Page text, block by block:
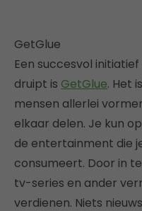
GetGlue
Een succesvol
druipt is GetGlue. Het
mensen allerlei
elkaar delen. Je kun
de entertainment die
consumeert. Door in
tv-series en ander
verdienen. Niets